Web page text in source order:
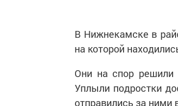
В Нижнекамске в
на которой
Они на спор решили
Уплыли подростки
отправились за ними